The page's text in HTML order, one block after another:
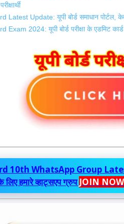
Latest Update: यूपी बोर्ड समाधान पोर्टल,
Exam 2024: यूपी बोर्ड परीक्षा के एडमिट
10th WhatsApp Group Latest
लिए हमारे व्हाट्सएप ग्रुप JOIN